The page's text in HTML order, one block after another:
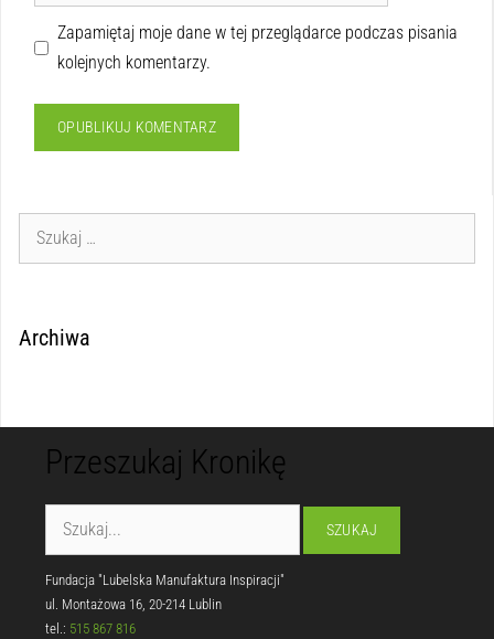
Zapamiętaj moje dane w tej przeglądarce podczas pisania
kolejnych komentarzy.
Archiwa
Przeszukaj Kronikę
Fundacja "Lubelska Manufaktura Inspiracji"
ul. Montażowa 16, 20-214 Lublin
tel.: 515 867 816